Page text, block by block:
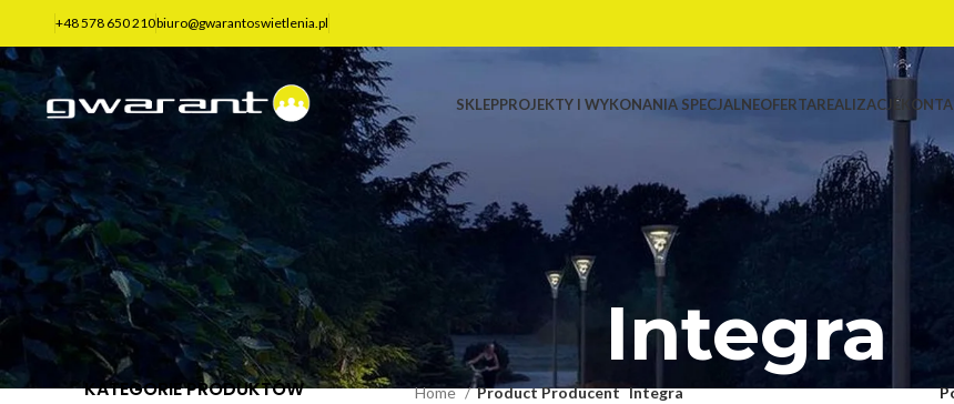
+48 578 650 210biuro@gwarantoswietlenia.pl
SKLEPPROJEKTY I WYKONANIA SPECJALNEOFERTAREALIZACJE
Integra
KATEGORIE PRODUKTÓW Home Product Producent Integra